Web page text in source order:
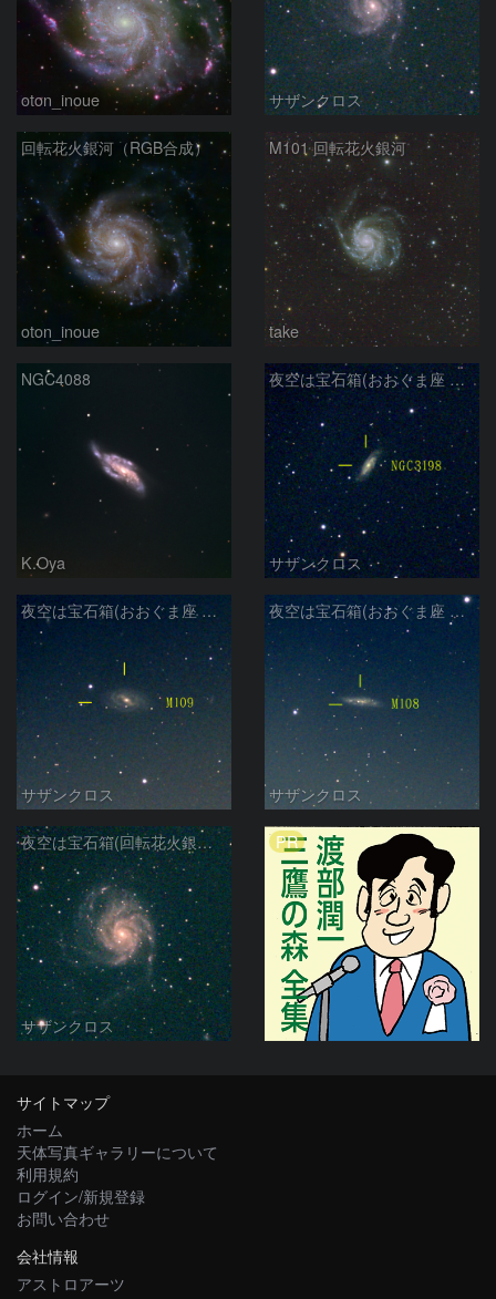
oton_inoue サザンクロス
回転花火銀河（RGB合成）
oton_inoue
M101 回転花火銀河
take
NGC4088
K.Oya
夜空は宝石箱(おおぐま座 NGC3198) Seestar50
サザンクロス
夜空は宝石箱(おおぐま座 M109) Seestar50
サザンクロス
夜空は宝石箱(おおぐま座 M108) Seestar50
サザンクロス
夜空は宝石箱(回転花火銀河 M101) Seestar50
サザンクロス
PR
サイトマップ
ホーム
天体写真ギャラリーについて
利用規約
ログイン/新規登録
お問い合わせ
会社情報
アストロアーツ